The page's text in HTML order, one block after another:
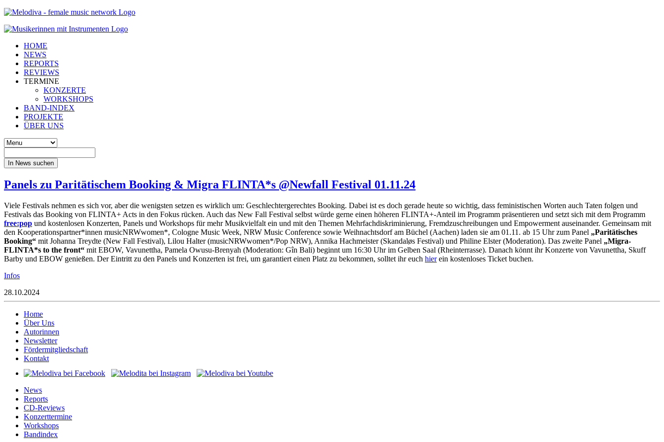
HOME
NEWS
REPORTS
REVIEWS
TERMINE
KONZERTE
WORKSHOPS
BAND-INDEX
PROJEKTE
ÜBER UNS
In News suchen
Panels zu Paritätischem Booking & Migra FLINTA*s @Newfall Festival 01.11.24
Viele Festivals nehmen es sich vor, aber die wenigsten setzen es wirklich um: Geschlechtergerechtes Booking. Dabei ist es doch gerade heute so wichtig, dass feministischen Worten auch Taten folgen und
Festivals das Booking von FLINTA+ Acts in den Fokus rücken. Auch das New Fall Festival selbst würde gerne einen höheren FLINTA+-Anteil im Programm präsentieren und setzt sich mit dem Programm
free:pop und kostenlosen Konzerten, Panels und Workshops für mehr Musikvielfalt ein und mit den Themen Mehrfachdiskriminierung, Fremdzuschreibungen und Empowerment auseinander. Gemeinsam mit
den Kooperationspartner*innen musicNRWwomen*, Cologne Music Week, NRW Music Conference sowie Weihnachtsdorf am Büchel (Aachen) laden sie am 01.11. ab 15 Uhr zum Panel „Paritätisches
Booking“ mit Johanna Treydte (New Fall Festival), Lilou Halter (musicNRWwomen*/Pop NRW), Annika Hachmeister (Skandaløs Festival) und Philine Elster (Moderation). Das zweite Panel „Migra-
FLINTA*s to the front“ mit EBOW, Vavunettha, Pamela Owusu-Brenyah (Moderation: Gîn Bali) beginnt um 16:30 Uhr im Gelben Saal (Rheinterrasse). Danach könnt ihr Konzerte von Vavunettha, Skuff
Barby und EBOW genießen. Der Eintritt zu den Panels und Konzerten ist frei, um garantiert einen Platz zu bekommen, solltet ihr euch hierein kostenloses Ticket buchen.
Infos
28.10.2024
Home
Über Uns
Autorinnen
Newsletter
Fördermitgliedschaft
Kontakt
News
Reports
CD-Reviews
Konzerttermine
Workshops
Bandindex